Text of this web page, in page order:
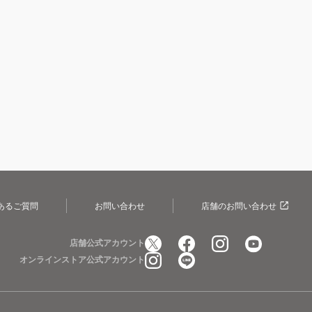
るご質問 お問い合わせ 店舗のお問い合わせ
店舗公式アカウント
オンラインストア公式アカウント